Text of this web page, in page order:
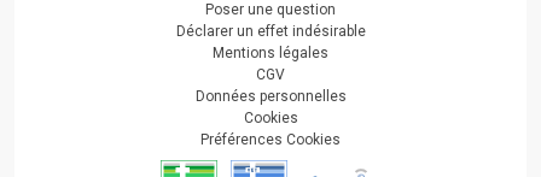
Poser une question
Déclarer un effet indésirable
Mentions légales
CGV
Données personnelles
Cookies
Préférences Cookies